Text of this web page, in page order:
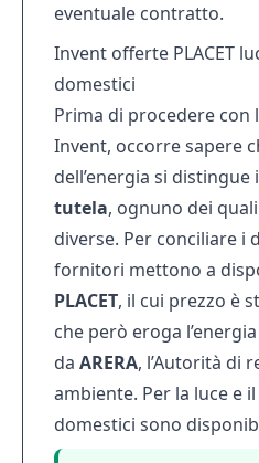
eventuale contratto.
Invent offerte PLACET
domestici
Prima di procedere con
Invent, occorre sapere
dell’energia si distingue
tutela, ognuno dei
diverse. Per conciliare i
fornitori mettono a
PLACET, il cui prezzo è
che però eroga
da ARERA, l’Autorità di
ambiente. Per la luce e
domestici sono